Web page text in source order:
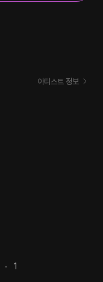
아티스트 정보
1